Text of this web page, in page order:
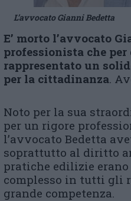
L’avvocato Gianni Bedetta
E’ morto l’avvocato
professionista che per
rappresentato un
per la cittadinanza.
Noto per la sua
per un rigore
l’avvocato Bedetta
soprattutto al diritto
pratiche edilizie
complesso in tutti gli
grande competenza.